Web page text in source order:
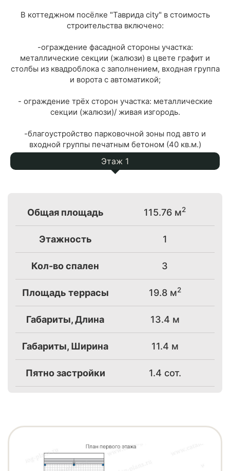
В коттеджном посёлке "Таврида city" в стоимость
строительства включено:
-ограждение фасадной стороны участка:
металлические секции (жалюзи) в цвете графит и
столбы из квадроблока с заполнением, входная группа
и ворота с автоматикой;
- ограждение трёх сторон участка: металлические
секции (жалюзи)/ живая изгородь.
-благоустройство парковочной зоны под авто и
входной группы печатным бетоном (40 кв.м.)
Этаж 1
Общая площадь 115.76 м2
Площадь террасы 19.8 м2
Пятно застройки 1.4 сот.
Этажность 1
Габариты, Длина 13.4 м
Габариты, Ширина 11.4 м
Кол-во спален 3